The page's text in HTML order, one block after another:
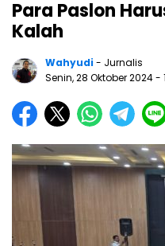
Para Paslon
Kalah
Wahyudi- Jurnalis
Senin, 28 Oktober 2024-